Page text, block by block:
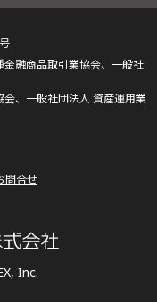
Inc.
融商品取引業協会、一般社
、一般社団法人 資産運用業
問合せ